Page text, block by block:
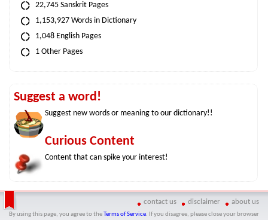
22,745 Sanskrit Pages
1,153,927 Words in Dictionary
1,048 English Pages
1 Other Pages
Suggest a word!
Suggest new words or meaning to our dictionary!!
Curious Content
Content that can spike your interest!
contact us disclaimer about us
By using this page, you agree to the Terms of Service. If you disagree, please close your browser